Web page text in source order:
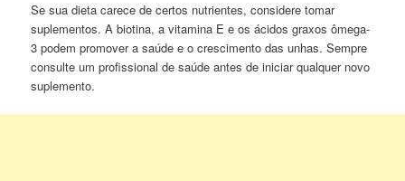
Se sua dieta carece de certos nutrientes, considere tomar
suplementos. A biotina, a vitamina E e os ácidos graxos ômega-
3 podem promover a saúde e o crescimento das unhas. Sempre
consulte um profissional de saúde antes de iniciar qualquer novo
suplemento.